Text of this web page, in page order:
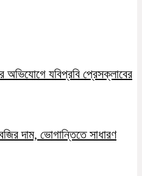
অভিযোগে যবিপ্রবি প্রেসক্লাবের
দাম, ভোগান্তিতে সাধারণ